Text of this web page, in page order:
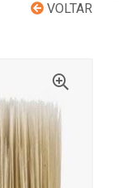
VOLTAR